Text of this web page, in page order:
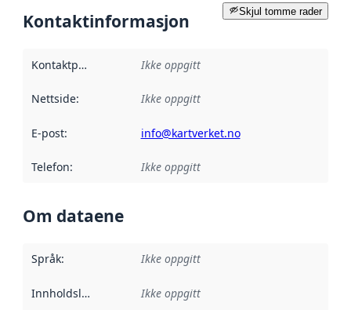
Skjul tomme rader
Kontaktinformasjon
Kontaktpunkt Ikke oppgitt
Nettside: Ikke oppgitt
E-post: info@kartverket.no
Telefon: Ikke oppgitt
Om dataene
Språk: Ikke oppgitt
Innholdsleverandører :
Ikke oppgitt